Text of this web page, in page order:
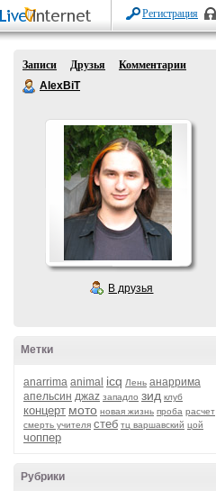
Регистрация
Записи Друзья
Комментарии
AlexBiT
В друзья
Метки
anarrima animal icq Лень анаррима
апельсин джаz западло зид клуб
концерт мото новая жизнь проба расчет
смерть учителя стеб тц варшавский цой
чоппер
Рубрики